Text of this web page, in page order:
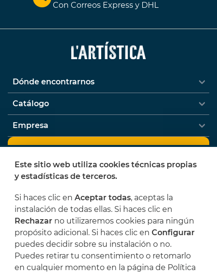
Con Correos Express y DHL
Dónde encontrarnos
Catálogo
Empresa
Newsletter
¿Quieres recibir ofertas y novedades de
He leído y acepto lasCondiciones legales y
laPolítica de privacidad
U5HT3B
Este sitio web utiliza cookies técnicas propias
y estadísticas de terceros.
Si haces clic en Aceptar todas, aceptas la
instalación de todas ellas. Si haces clic en
Rechazar no utilizaremos cookies para ningún
propósito adicional. Si haces clic en Configurar
puedes decidir sobre su instalación o no.
Puedes retirar tu consentimiento o retomarlo
en cualquier momento en la página de Política